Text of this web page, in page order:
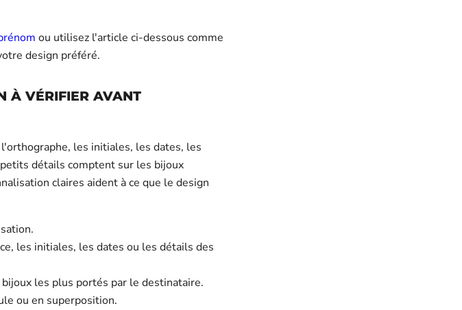
ou utilisez l'article ci-dessous comme
design préféré.
À VÉRIFIER AVANT
les initiales, les dates, les
détails comptent sur les bijoux
claires aident à ce que le design
les initiales, les dates ou les détails des
les plus portés par le destinataire.
ou en superposition.